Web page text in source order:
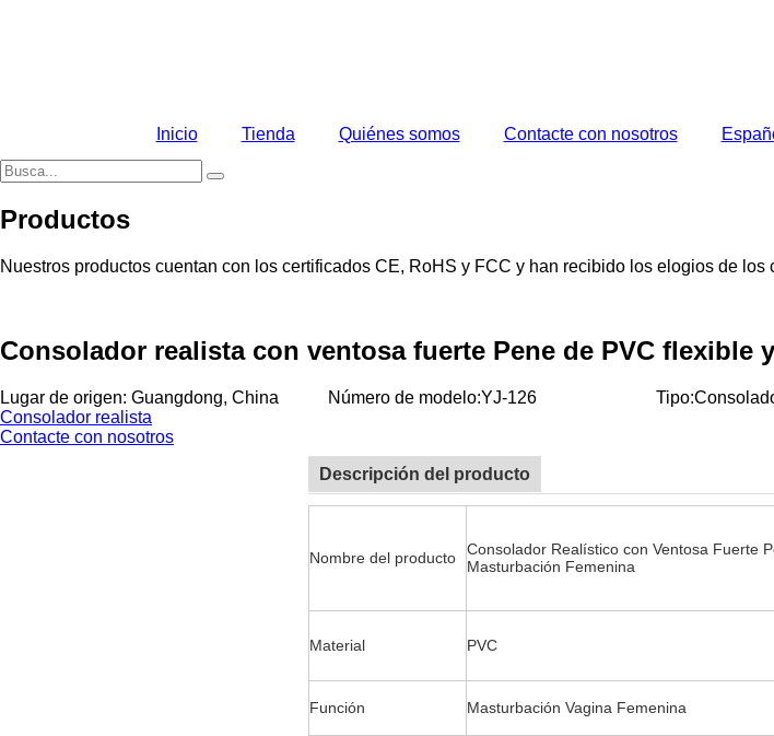
Inicio Tienda Quiénes somos Contacte con nosotros
Productos
Nuestros productos cuentan con los certificados CE, RoHS y FCC y han recibido los elogios de
Consolador realista con ventosa fuerte Pene de PVC flexible
Lugar de origen: Guangdong, China Número de modelo:YJ-126
Consolador realista
Contacte con nosotros
Descripción del producto
Nombre del producto
Consolador Realístico con Ventosa Fuerte
Masturbación Femenina
Material PVC
Función Masturbación Vagina Femenina